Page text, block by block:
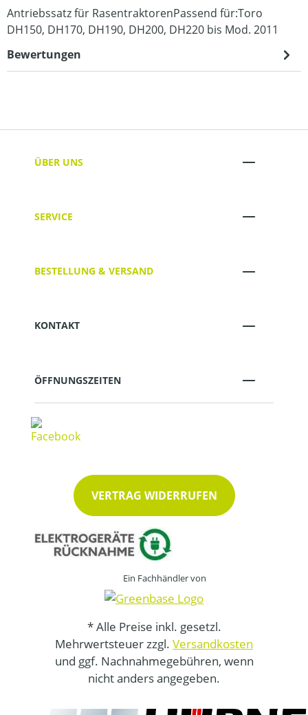
Antriebssatz für RasentraktorenPassend für:Toro
DH150, DH170, DH190, DH200, DH220 bis Mod. 2011
Bewertungen
ÜBER UNS
SERVICE
BESTELLUNG & VERSAND
KONTAKT
ÖFFNUNGSZEITEN
VERTRAG WIDERRUFEN
Ein Fachhändler von
* Alle Preise inkl. gesetzl.
Mehrwertsteuer zzgl. Versandkosten
und ggf. Nachnahmegebühren, wenn
nicht anders angegeben.